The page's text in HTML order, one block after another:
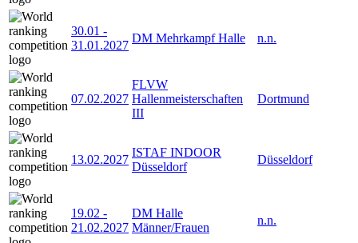
30.01 -
31.01.2027
DM Mehrkampf Halle n.n.
07.02.2027
FLVW
Hallenmeisterschaften
III
Dortmund
13.02.2027
ISTAF INDOOR
Düsseldorf
Düsseldorf
19.02 -
21.02.2027
DM Halle
Männer/Frauen
n.n.